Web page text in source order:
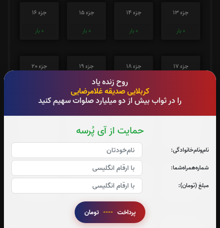
روح زنده یاد
کربلایی صدیقه غلامرضایی
را در ثواب بیش از دو میلیارد صلوات سهیم کنید
حمایت از آی پُرسه
نام‌و‌نام‌خانوادگی:
شماره‌همراه‌شما:
مبلغ (تومان):
پرداخت ----
جزء 13
0 بار
جزء 14
0 بار
جزء 15
0 بار
جزء 16
0 بار
جزء 17
جزء 18
جزء 19
جزء 20
0
جزء 25
0
جزء 26
0بار
جزء 27
0بار
جزء 28
0بار